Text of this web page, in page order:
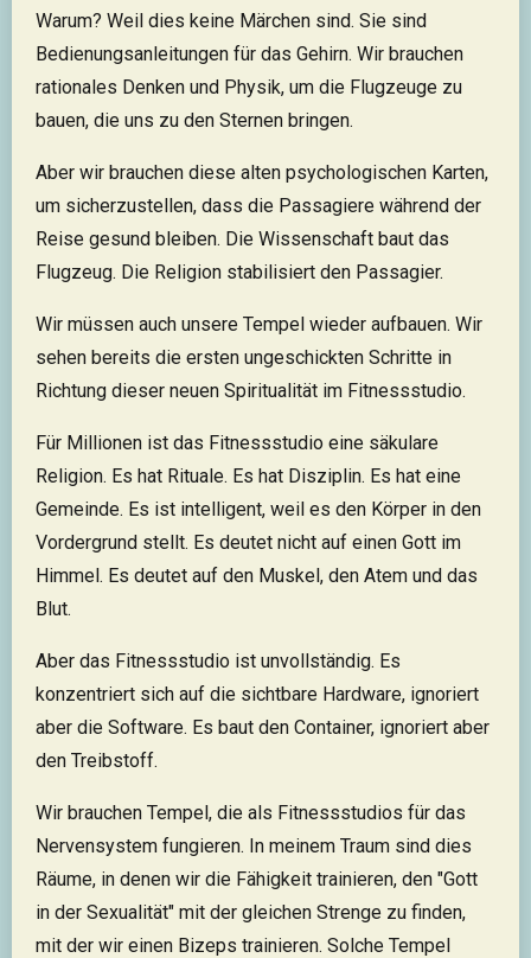
Warum? Weil dies keine Märchen sind. Sie sind
Bedienungsanleitungen für das Gehirn. Wir brauchen
rationales Denken und Physik, um die Flugzeuge zu
bauen, die uns zu den Sternen bringen.
Aber wir brauchen diese alten psychologischen Karten,
um sicherzustellen, dass die Passagiere während der
Reise gesund bleiben. Die Wissenschaft baut das
Flugzeug. Die Religion stabilisiert den Passagier.
Wir müssen auch unsere Tempel wieder aufbauen. Wir
sehen bereits die ersten ungeschickten Schritte in
Richtung dieser neuen Spiritualität im Fitnessstudio.
Für Millionen ist das Fitnessstudio eine säkulare
Religion. Es hat Rituale. Es hat Disziplin. Es hat eine
Gemeinde. Es ist intelligent, weil es den Körper in den
Vordergrund stellt. Es deutet nicht auf einen Gott im
Himmel. Es deutet auf den Muskel, den Atem und das
Blut.
Aber das Fitnessstudio ist unvollständig. Es
konzentriert sich auf die sichtbare Hardware, ignoriert
aber die Software. Es baut den Container, ignoriert aber
den Treibstoff.
Wir brauchen Tempel, die als Fitnessstudios für das
Nervensystem fungieren. In meinem Traum sind dies
Räume, in denen wir die Fähigkeit trainieren, den "Gott
in der Sexualität" mit der gleichen Strenge zu finden,
mit der wir einen Bizeps trainieren. Solche Tempel